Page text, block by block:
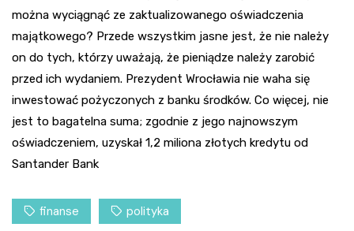
można wyciągnąć ze zaktualizowanego oświadczenia
majątkowego? Przede wszystkim jasne jest, że nie należy
on do tych, którzy uważają, że pieniądze należy zarobić
przed ich wydaniem. Prezydent Wrocławia nie waha się
inwestować pożyczonych z banku środków. Co więcej, nie
jest to bagatelna suma; zgodnie z jego najnowszym
oświadczeniem, uzyskał 1,2 miliona złotych kredytu od
Santander Bank
finanse polityka